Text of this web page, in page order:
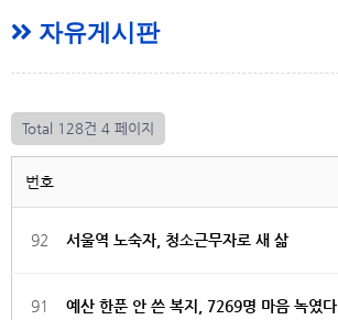
자유게시판
Total 128건 4 페이지
번호
92 서울역 노숙자, 청소근무자로 새 삶
91 예산 한푼 안 쓴 복지, 7269명 마음 녹였다